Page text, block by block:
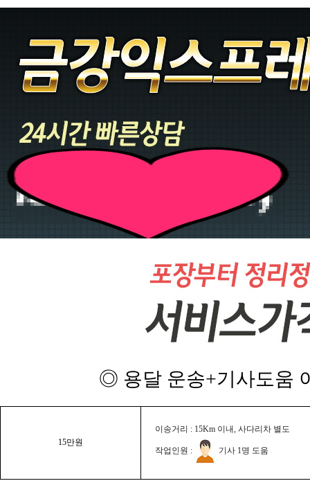
◎ 용달 운송+기사도움
15만원
이송거리 : 15Km 이내, 사다리차 별도
작업인원 : 기사 1명 도움